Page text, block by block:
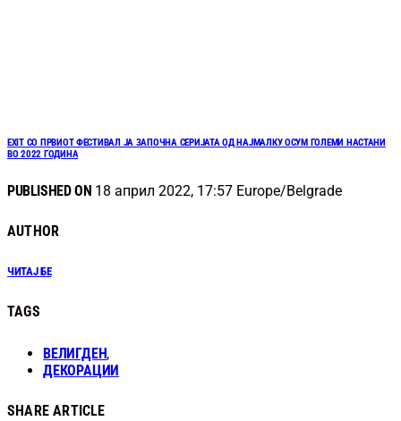
EXIT СО ПРВИОТ ФЕСТИВАЛ ЈА ЗАПОЧНА СЕРИЈАТА ОД НАЈМАЛКУ ОСУМ ГОЛЕМИ НАСТАНИ
ВО 2022 ГОДИНА
PUBLISHED ON 18 април 2022, 17:57 Europe/Belgrade
AUTHOR
ЧИТАЈ БЕ
TAGS
ВЕЛИГДЕН,
ДЕКОРАЦИИ
SHARE ARTICLE